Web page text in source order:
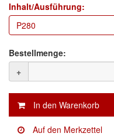
Colad
E-D
EVERCOAT
Facdos
Inhalt/Ausführung:
P280
Bestellmenge:
+